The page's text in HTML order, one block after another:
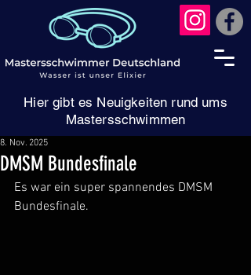
Hier gibt es Neuigkeiten rund ums
Mastersschwimmen
DMSM Bundesfinale
8. Nov. 2025
Es war ein super spannendes DMSM
Bundesfinale.